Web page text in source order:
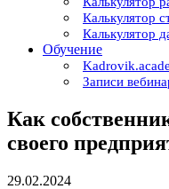
Калькулятор
Калькулятор
Обучение
Записи
Как
своего
29.02.2024